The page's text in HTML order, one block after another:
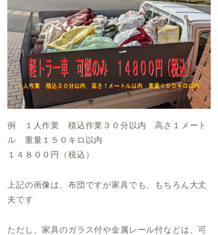
例 １人作業 積込作業３０分以内 高さ１メート
ル 重量１５０キロ以内
１４８００円（税込）
上記の画像は、布団ですが家具でも、もちろん大丈
夫です
ただし、家具のガラス付や金属レール付などは、可